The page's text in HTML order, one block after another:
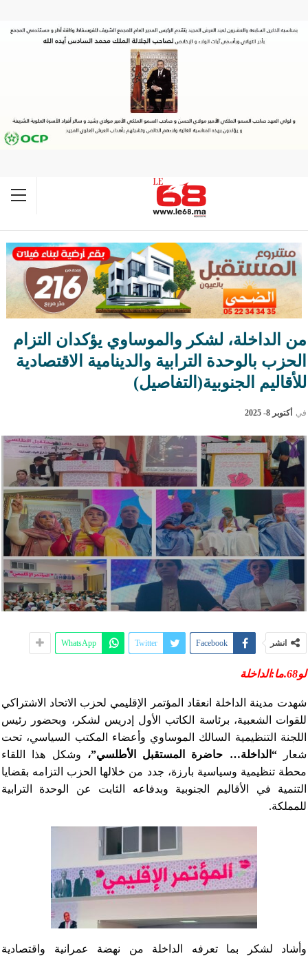
من الداخلة، لشكر والموساوي يؤكدان التزام
الحزب بالوحدة الترابية والدينامية الاقتصادية
للأقاليم الجنوبية(التفاصيل)
في أكتوبر 8- 2025
انشر Facebook
Twitter
WhatsApp
لو68.ما:الداخلة
شهدت مدينة الداخلة انعقاد المؤتمر الإقليمي لحزب الاتحاد الاشتراكي
للقوات الشعبية، برئاسة الكاتب الأول إدريس لشكر، وبحضور رئيس
اللجنة التنظيمية السالك الموساوي وأعضاء المكتب السياسي، تحت
شعار“الداخلة… حاضرة المستقبل الأطلسي”، وشكل هذا اللقاء
محطة تنظيمية وسياسية بارزة، جدد من خلالها الحزب التزامه بقضايا
التنمية في الأقاليم الجنوبية وبدفاعه الثابت عن الوحدة الترابية
للمملكة.
وأشاد لشكر بما تعرفه الداخلة من نهضة عمرانية واقتصادية